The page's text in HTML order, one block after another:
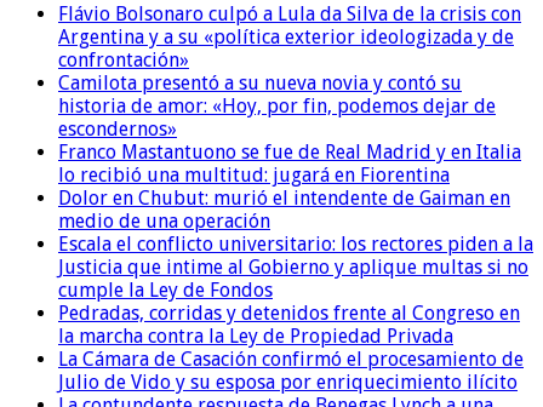
Flávio Bolsonaro culpó a Lula da Silva de la crisis con
Argentina y a su «política exterior ideologizada y de
confrontación»
Camilota presentó a su nueva novia y contó su
historia de amor: «Hoy, por fin, podemos dejar de
escondernos»
Franco Mastantuono se fue de Real Madrid y en Italia
lo recibió una multitud: jugará en Fiorentina
Dolor en Chubut: murió el intendente de Gaiman en
medio de una operación
Escala el conflicto universitario: los rectores piden a la
Justicia que intime al Gobierno y aplique multas si no
cumple la Ley de Fondos
Pedradas, corridas y detenidos frente al Congreso en
la marcha contra la Ley de Propiedad Privada
La Cámara de Casación confirmó el procesamiento de
Julio de Vido y su esposa por enriquecimiento ilícito